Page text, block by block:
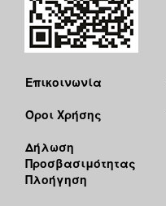
Επικοινωνία
Όροι Χρήσης
Δήλωση
Προσβασιμότητας
Πλοήγηση